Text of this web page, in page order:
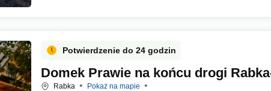
Potwierdzenie do 24 godzin
Domek Prawie na końcu drogi
Rabka Pokaż na mapie